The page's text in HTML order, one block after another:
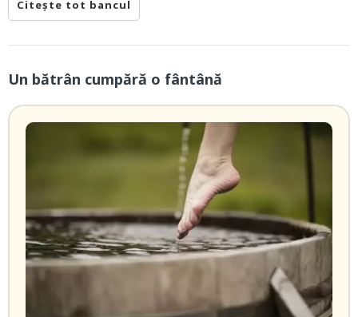
Citește tot bancul
Un bătrân cumpără o fântână